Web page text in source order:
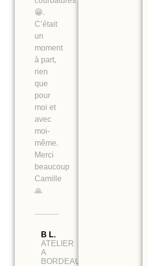
😁.
C’était
un
moment
à part,
rien
que
pour
moi et
avec
moi-
même.
Merci
beaucoup
Camille
🙏
B L.
ATELIER
A
BORDEAUX